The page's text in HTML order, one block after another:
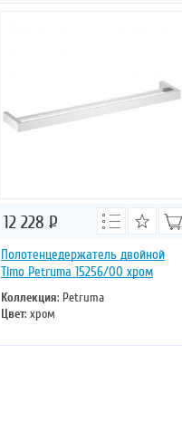
Полотенцедержатель двойной
Timo Petruma 15256/00 хром
Коллекция: Petruma
Цвет: хром
12 228 Р